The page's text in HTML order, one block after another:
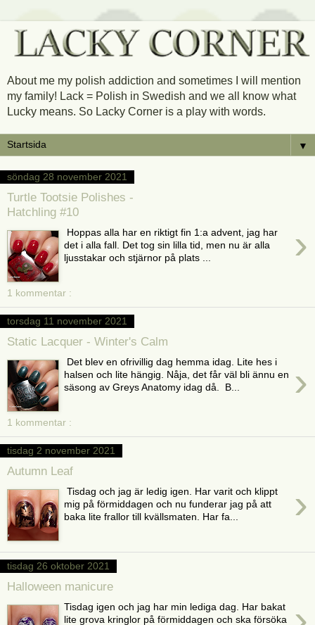
About me my polish addiction and sometimes I will mention
my family! Lack = Polish in Swedish and we all know what
Lucky means. So Lacky Corner is a play with words.
▼
söndag 28 november 2021
Turtle Tootsie Polishes -
Hatchling #10
›
Hoppas alla har en riktigt fin 1:a advent, jag har
det i alla fall. Det tog sin lilla tid, men nu är alla
ljusstakar och stjärnor på plats ...
1 kommentar :
torsdag 11 november 2021
Static Lacquer - Winter's Calm
›
Det blev en ofrivillig dag hemma idag. Lite hes i
halsen och lite hängig. Nåja, det får väl bli ännu en
säsong av Greys Anatomy idag då. B...
1 kommentar :
tisdag 2 november 2021
Autumn Leaf
›
Tisdag och jag är ledig igen. Har varit och klippt
mig på förmiddagen och nu funderar jag på att
baka lite frallor till kvällsmaten. Har fa...
tisdag 26 oktober 2021
Halloween manicure
Tisdag igen och jag har min lediga dag. Har bakat
lite grova kringlor på förmiddagen och ska försöka